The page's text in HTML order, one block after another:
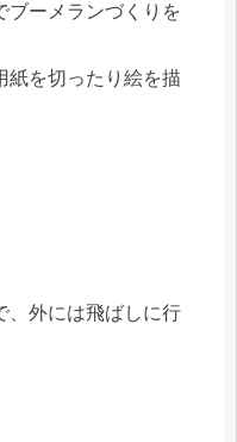
ブーメランづくりを
紙を切ったり絵を描
、外には飛ばしに行